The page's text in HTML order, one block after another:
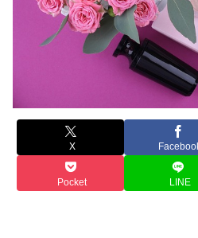
X
Pocket LINE